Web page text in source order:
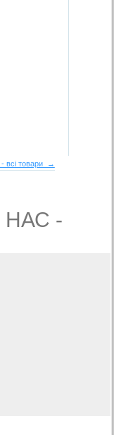
- всі товари →
НАС -